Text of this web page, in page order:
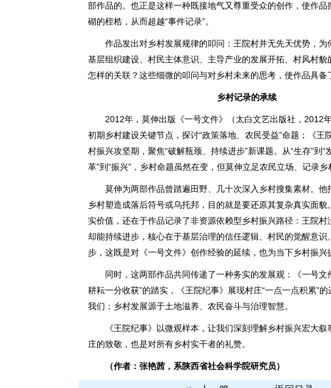
部作品的。也正是这样一种既接地气又尊重受众的创作，使作品
砌的桎梏，从而超越“事件记录”。
作品发出对乡村发展规律的叩问：王院村并无先天优势，为
基层组织建设、村民主体意识、主导产业的发展开拓、村风村貌
怎样的关联？这些细微的叩问与对乡村未来的思考，使作品具备
乡村记录的承续
2012年，莫伸出版《一号文件》（太白文艺出版社，2012
初期乡村建设关键节点，探讨“政策落地、农民受益”命题；《王
村振兴攻坚期，聚焦“破解瓶颈、持续进步”新课题。从“生存”到“
革”到“振兴”，乡村命题虽然在变，但莫伸立足农民立场、记录乡
莫伸为两部作品曾踏遍田野、几十次深入乡村搜集素材。他
乡村塑造成落后符号或乌托邦，目的就是要还原其复杂真实面貌
实价值，还在于作品记录了非资源依赖型乡村振兴路径：王院村
却能持续进步，核心在于基层治理的信任逻辑、村民的觉醒意识
步，这既是对《一号文件》创作经验的延续，也为当下乡村振兴
同时，这两部作品共同传递了一种务实的发展观：《一号文
耕耘一分收获”的踏实，《王院纪事》展现村庄“一点一点积累”
我们：乡村发展源于土地滋养、农民奋斗与治理智慧。
《王院纪事》以微观样本，让我们深刻理解乡村振兴宏大叙
庄的致敬，也是对所有乡村实干者的礼赞。
（作者：张艳茜，系陕西省社会科学院研究员）